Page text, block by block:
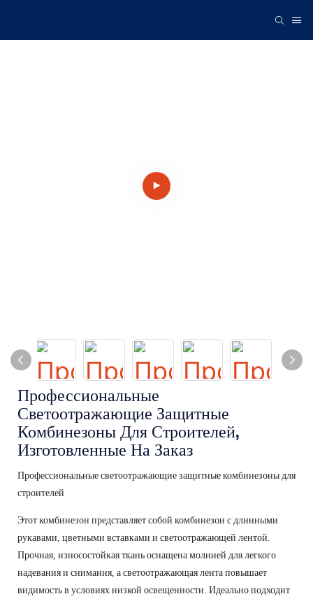
Профессиональные
Светоотражающие Защитные
Комбинезоны Для Строителей,
Изготовленные На Заказ
Профессиональные светоотражающие защитные комбинезоны для
строителей
Этот комбинезон представляет собой комбинезон с длинными
рукавами, цветными вставками и светоотражающей лентой.
Прочная, износостойкая ткань оснащена молнией для легкого
надевания и снимания, а светоотражающая лента повышает
видимость в условиях низкой освещенности. Идеально подходит